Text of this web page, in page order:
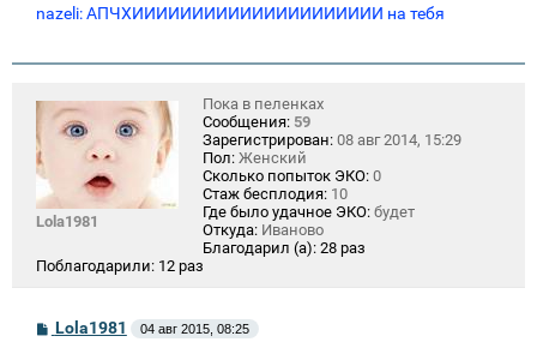
nazeli: АПЧХИИИИИИИИИИИИИИИИИИИИИ на тебя
Lola1981
Пока в пеленках
Сообщения: 59
Зарегистрирован: 08 авг 2014, 15:29
Пол: Женский
Сколько попыток ЭКО: 0
Стаж бесплодия: 10
Где было удачное ЭКО: будет
Откуда: Иваново
Благодарил (а): 28 раз
Поблагодарили: 12 раз
СLola1981 04 авг 2015, 08:25